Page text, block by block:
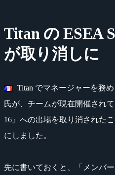
Titan の ESEA
が取り消しに
Titan でマネージャーを務め
氏が、チームが現在開催されて
16』への出場を取り消された
にしました。
先に書いておくと、「メンバ